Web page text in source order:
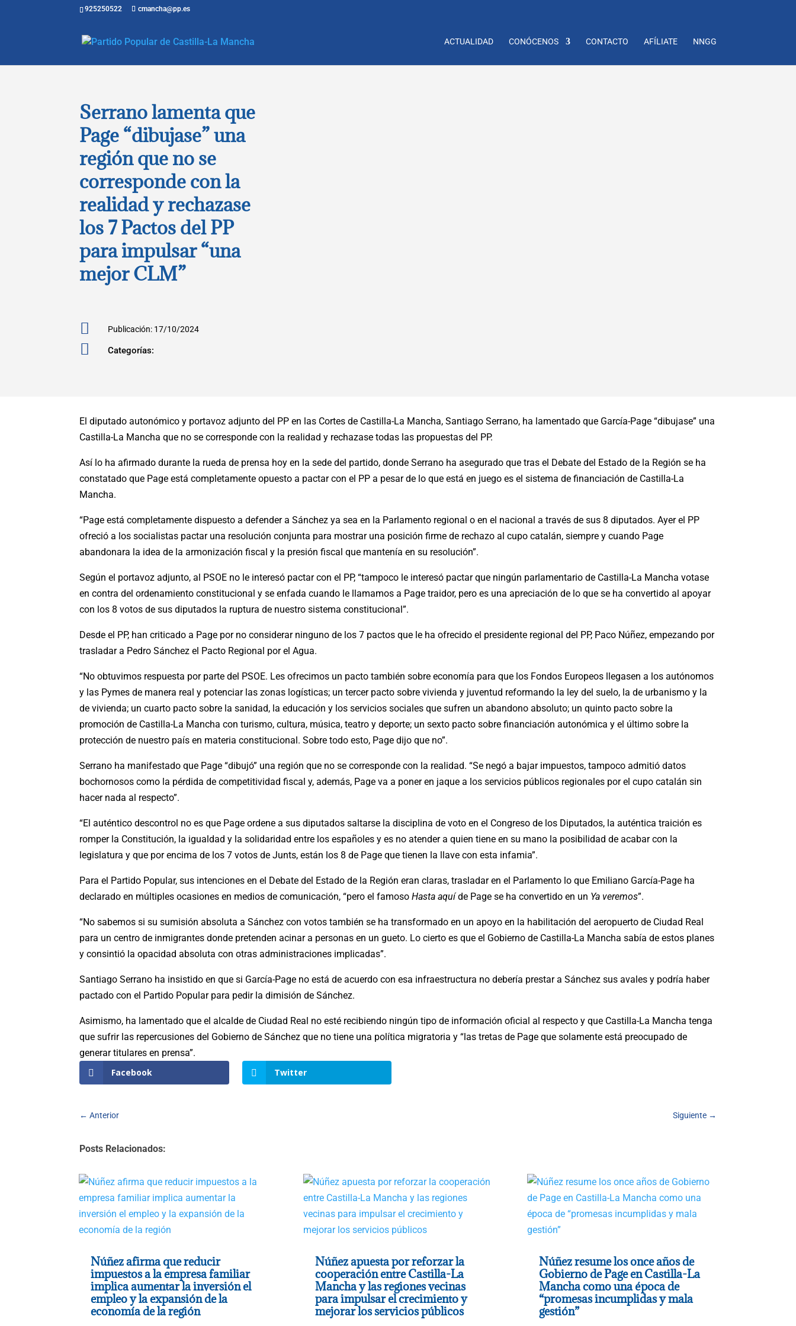
925250522 cmancha@pp.es
ACTUALIDAD CONÓCENOS CONTACTO AFÍLIATE NNGG
Serrano lamenta que
Page “dibujase” una
región que no se
corresponde con la
realidad y rechazase
los 7 Pactos del PP
para impulsar “una
mejor CLM”
 Publicación: 17/10/2024
 Categorías:
El diputado autonómico y portavoz adjunto del PP en las Cortes de Castilla-La Mancha, Santiago Serrano, ha lamentado que García-Page “dibujase” una
Castilla-La Mancha que no se corresponde con la realidad y rechazase todas las propuestas del PP.
Así lo ha afirmado durante la rueda de prensa hoy en la sede del partido, donde Serrano ha asegurado que tras el Debate del Estado de la Región se ha
constatado que Page está completamente opuesto a pactar con el PP a pesar de lo que está en juego es el sistema de financiación de Castilla-La
Mancha.
“Page está completamente dispuesto a defender a Sánchez ya sea en la Parlamento regional o en el nacional a través de sus 8 diputados. Ayer el PP
ofreció a los socialistas pactar una resolución conjunta para mostrar una posición firme de rechazo al cupo catalán, siempre y cuando Page
abandonara la idea de la armonización fiscal y la presión fiscal que mantenía en su resolución”.
Según el portavoz adjunto, al PSOE no le interesó pactar con el PP, “tampoco le interesó pactar que ningún parlamentario de Castilla-La Mancha votase
en contra del ordenamiento constitucional y se enfada cuando le llamamos a Page traidor, pero es una apreciación de lo que se ha convertido al apoyar
con los 8 votos de sus diputados la ruptura de nuestro sistema constitucional”.
Desde el PP, han criticado a Page por no considerar ninguno de los 7 pactos que le ha ofrecido el presidente regional del PP, Paco Núñez, empezando por
trasladar a Pedro Sánchez el Pacto Regional por el Agua.
“No obtuvimos respuesta por parte del PSOE. Les ofrecimos un pacto también sobre economía para que los Fondos Europeos llegasen a los autónomos
y las Pymes de manera real y potenciar las zonas logísticas; un tercer pacto sobre vivienda y juventud reformando la ley del suelo, la de urbanismo y la
de vivienda; un cuarto pacto sobre la sanidad, la educación y los servicios sociales que sufren un abandono absoluto; un quinto pacto sobre la
promoción de Castilla-La Mancha con turismo, cultura, música, teatro y deporte; un sexto pacto sobre financiación autonómica y el último sobre la
protección de nuestro país en materia constitucional. Sobre todo esto, Page dijo que no”.
Serrano ha manifestado que Page “dibujó” una región que no se corresponde con la realidad. “Se negó a bajar impuestos, tampoco admitió datos
bochornosos como la pérdida de competitividad fiscal y, además, Page va a poner en jaque a los servicios públicos regionales por el cupo catalán sin
hacer nada al respecto”.
“El auténtico descontrol no es que Page ordene a sus diputados saltarse la disciplina de voto en el Congreso de los Diputados, la auténtica traición es
romper la Constitución, la igualdad y la solidaridad entre los españoles y es no atender a quien tiene en su mano la posibilidad de acabar con la
legislatura y que por encima de los 7 votos de Junts, están los 8 de Page que tienen la llave con esta infamia”.
Para el Partido Popular, sus intenciones en el Debate del Estado de la Región eran claras, trasladar en el Parlamento lo que Emiliano García-Page ha
declarado en múltiples ocasiones en medios de comunicación, “pero el famosoHasta aquíde Page se ha convertido en un Ya veremos”.
“No sabemos si su sumisión absoluta a Sánchez con votos también se ha transformado en un apoyo en la habilitación del aeropuerto de Ciudad Real
para un centro de inmigrantes donde pretenden acinar a personas en un gueto. Lo cierto es que el Gobierno de Castilla-La Mancha sabía de estos planes
y consintió la opacidad absoluta con otras administraciones implicadas”.
Santiago Serrano ha insistido en que si García-Page no está de acuerdo con esa infraestructura no debería prestar a Sánchez sus avales y podría haber
pactado con el Partido Popular para pedir la dimisión de Sánchez.
Asimismo, ha lamentado que el alcalde de Ciudad Real no esté recibiendo ningún tipo de información oficial al respecto y que Castilla-La Mancha tenga
que sufrir las repercusiones del Gobierno de Sánchez que no tiene una política migratoria y “las tretas de Page que solamente está preocupado de
generar titulares en prensa”.
Facebook
Twitter
←Anterior Siguiente→
Posts Relacionados:
Núñez afirma que reducir
impuestos a la empresa familiar
implica aumentar la inversión el
empleo y la expansión de la
economía de la región
Núñez apuesta por reforzar la
cooperación entre Castilla-La
Mancha y las regiones vecinas
para impulsar el crecimiento y
mejorar los servicios públicos
Núñez resume los once años de
Gobierno de Page en Castilla-La
Mancha como una época de
“promesas incumplidas y mala
gestión”